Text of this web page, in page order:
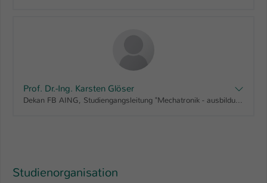
Prof. Dr.-Ing. Karsten Glöser
Dekan FB AING, Studiengangsleitung "Mechatronik - ausbildungsintegriert, Bachelor", Fachausschuss Studium und Lehre AING, BAföG Beauftragter FB AING, Digital Engineering, gemeinsamer Ausschuss mit IMST, Fachbereichsrat AING
Studienorganisation